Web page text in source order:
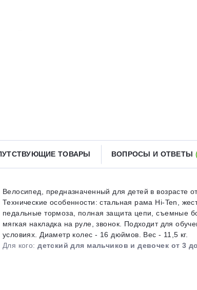
ТОВАРЫ ВОПРОСЫ И ОТВЕТЫ
Велосипед, предназначенный для детей в возрасте
Технические особенности: стальная рама Hi-Ten,
педальные тормоза, полная защита цепи, съемные
мягкая накладка на руле, звонок. Подходит для
условиях. Диаметр колес - 16 дюймов. Вес - 11,5 кг.
Для кого:детский для мальчиков и девочек от 3
выбранный способом
списываться
карты по25 % каждые 2 недели